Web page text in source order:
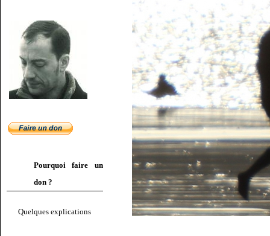
Pourquoi faire un
don ?
Quelques explications